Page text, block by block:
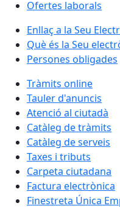
Ofertes laborals
Enllaç a la Seu
Què és la Seu
Persones obligades
Tràmits online
Tauler d'anuncis
Atenció al ciutadà
Catàleg de tràmits
Catàleg de serveis
Taxes i tributs
Carpeta ciutadana
Factura electrònica
Finestreta Única